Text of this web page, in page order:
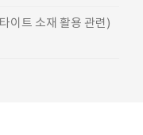
이트 소재 활용 관련)